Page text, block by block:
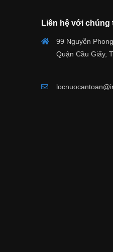
Liên hệ với chúng
99 Nguyễn
Quận Cầu Giấy,